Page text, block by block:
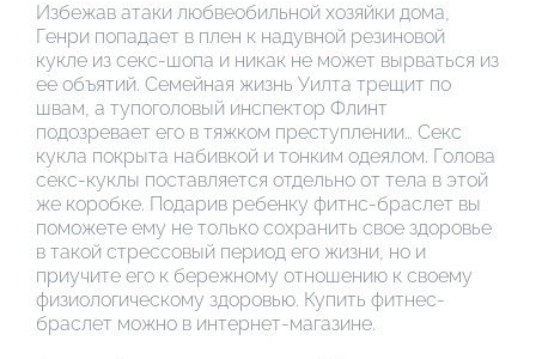
Избежав атаки любвеобильной хозяйки дома,
Генри попадает в плен к надувной резиновой
кукле из секс-шопа и никак не может вырваться из
ее объятий. Семейная жизнь Уилта трещит по
швам, а тупоголовый инспектор Флинт
подозревает его в тяжком преступлении… Секс
кукла покрыта набивкой и тонким одеялом. Голова
секс-куклы поставляется отдельно от тела в этой
же коробке. Подарив ребенку фитнс-браслет вы
поможете ему не только сохранить свое здоровье
в такой стрессовый период его жизни, но и
приучите его к бережному отношению к своему
физиологическому здоровью. Купить фитнес-
браслет можно в интернет-магазине.